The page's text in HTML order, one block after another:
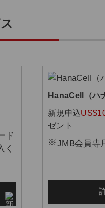
ド
く
HanaCell（ハ
新規申込
ゼント
JMB会員専